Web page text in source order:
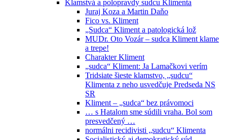
Klamstvá a polopravdy sudcu Klimenta
Juraj Koza a Martin Daňo
Fico vs. Kliment
„Sudca“ Kliment a patologická lož
MUDr. Oto Vozár – sudca Kliment klame
a trepe!
Charakter Kliment
„sudca“ Kliment: Ja Lamačkovi verím
Tridsiate šieste klamstvo, „sudcu“
Klimenta z neho usvedčuje Predseda NS
SR
Kliment – „sudca“ bez právomoci
… s Hatalom sme súdili vraha. Bol som
presvedčený …
normálni recidivisti „sudcu“ Klimenta